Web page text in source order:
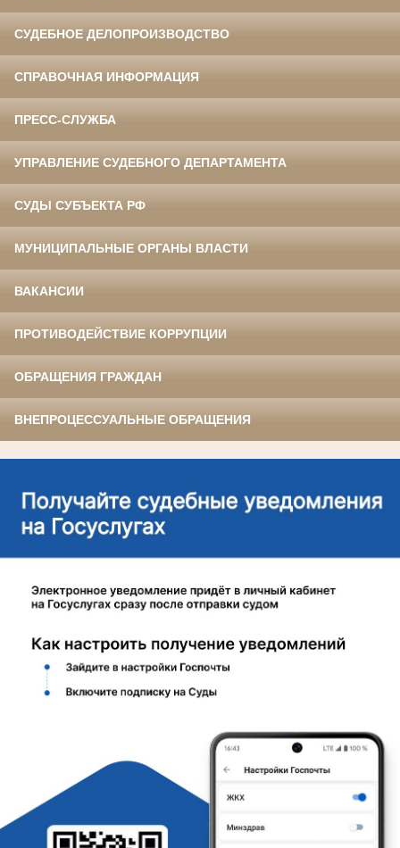
СУДЕБНОЕ ДЕЛОПРОИЗВОДСТВО
СПРАВОЧНАЯ ИНФОРМАЦИЯ
ПРЕСС-СЛУЖБА
УПРАВЛЕНИЕ СУДЕБНОГО ДЕПАРТАМЕНТА
СУДЫ СУБЪЕКТА РФ
МУНИЦИПАЛЬНЫЕ ОРГАНЫ ВЛАСТИ
ВАКАНСИИ
ПРОТИВОДЕЙСТВИЕ КОРРУПЦИИ
ОБРАЩЕНИЯ ГРАЖДАН
ВНЕПРОЦЕССУАЛЬНЫЕ ОБРАЩЕНИЯ